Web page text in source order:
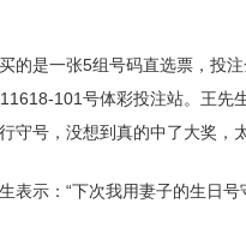
是一张5组号码直选票，投注
101号体彩投注站。王先
守号，没想到真的中了大奖，
示：“下次我用妻子的生日号